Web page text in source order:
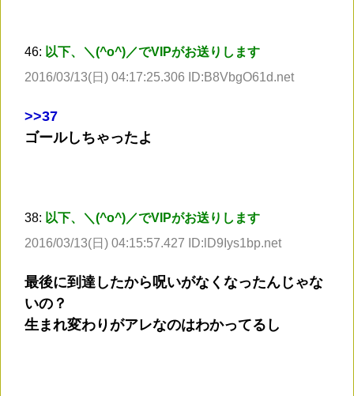
46: 以下、＼(^o^)／でVIPがお送りします
2016/03/13(日) 04:17:25.306 ID:B8VbgO61d.net
>>37
ゴールしちゃったよ
38: 以下、＼(^o^)／でVIPがお送りします
2016/03/13(日) 04:15:57.427 ID:lD9Iys1bp.net
最後に到達したから呪いがなくなったんじゃな
いの？
生まれ変わりがアレなのはわかってるし